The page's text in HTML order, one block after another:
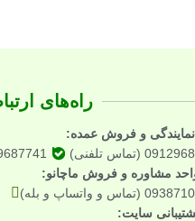
راه‌های
و فروش عمده:
(تماس تلفنی)
واحد مشاوره و فروش ماچانو:
و واتساپ و بله)
سایت: